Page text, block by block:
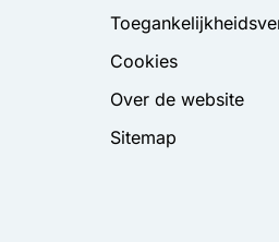
Cookies
Over de website
Sitemap